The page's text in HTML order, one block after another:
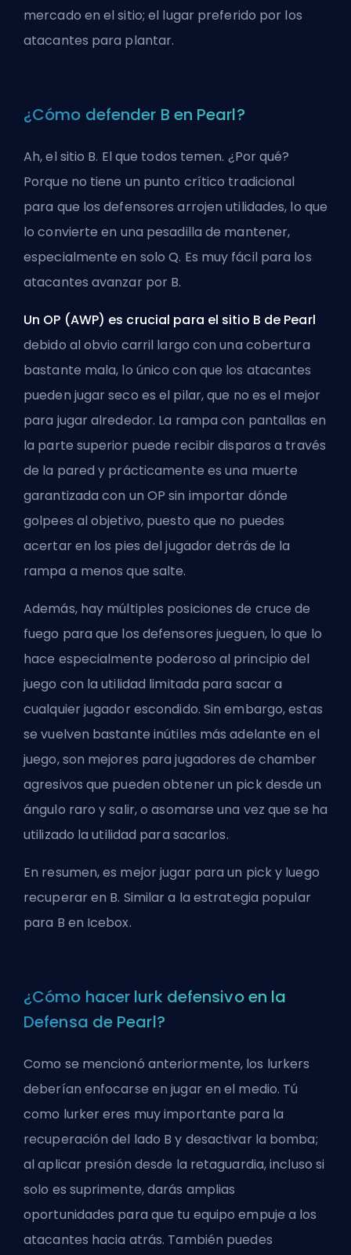
mercado en el sitio; el lugar preferido por los
atacantes para plantar.
¿Cómo defender B en Pearl?
Ah, el sitio B. El que todos temen. ¿Por qué?
Porque no tiene un punto crítico tradicional
para que los defensores arrojen utilidades, lo que
lo convierte en una pesadilla de mantener,
especialmente en solo Q. Es muy fácil para los
atacantes avanzar por B.
Un OP (AWP) es crucial para el sitio B de Pearl
debido al obvio carril largo con una cobertura
bastante mala, lo único con que los atacantes
pueden jugar seco es el pilar, que no es el mejor
para jugar alrededor. La rampa con pantallas en
la parte superior puede recibir disparos a través
de la pared y prácticamente es una muerte
garantizada con un OP sin importar dónde
golpees al objetivo, puesto que no puedes
acertar en los pies del jugador detrás de la
rampa a menos que salte.
Además, hay múltiples posiciones de cruce de
fuego para que los defensores jueguen, lo que lo
hace especialmente poderoso al principio del
juego con la utilidad limitada para sacar a
cualquier jugador escondido. Sin embargo, estas
se vuelven bastante inútiles más adelante en el
juego, son mejores para jugadores de chamber
agresivos que pueden obtener un pick desde un
ángulo raro y salir, o asomarse una vez que se ha
utilizado la utilidad para sacarlos.
En resumen, es mejor jugar para un pick y luego
recuperar en B. Similar a la estrategia popular
para B en Icebox.
¿Cómo hacer lurk defensivo en la
Defensa de Pearl?
Como se mencionó anteriormente, los lurkers
deberían enfocarse en jugar en el medio. Tú
como lurker eres muy importante para la
recuperación del lado B y desactivar la bomba;
al aplicar presión desde la retaguardia, incluso si
solo es suprimente, darás amplias
oportunidades para que tu equipo empuje a los
atacantes hacia atrás. También puedes